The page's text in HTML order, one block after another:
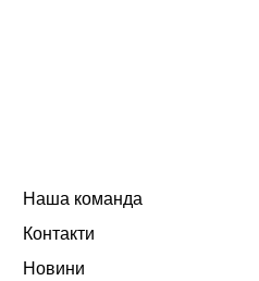
Наша команда
Контакти
Новини